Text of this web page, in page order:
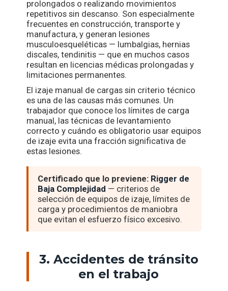
prolongados o realizando movimientos
repetitivos sin descanso. Son especialmente
frecuentes en construcción, transporte y
manufactura, y generan lesiones
musculoesqueléticas — lumbalgias, hernias
discales, tendinitis — que en muchos casos
resultan en licencias médicas prolongadas y
limitaciones permanentes.
El izaje manual de cargas sin criterio técnico
es una de las causas más comunes. Un
trabajador que conoce los límites de carga
manual, las técnicas de levantamiento
correcto y cuándo es obligatorio usar equipos
de izaje evita una fracción significativa de
estas lesiones.
Certificado que lo previene: Rigger de
Baja Complejidad — criterios de
selección de equipos de izaje, límites de
carga y procedimientos de maniobra
que evitan el esfuerzo físico excesivo.
3. Accidentes de tránsito
en el trabajo